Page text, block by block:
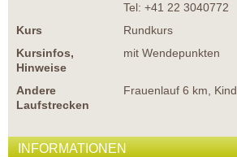
Tel: +41 22 3040772
Kurs
Rundkurs
Kursinfos,
Hinweise
mit Wendepunkten
Andere
Laufstrecken
Frauenlauf 6 km,
INFORMATIONEN